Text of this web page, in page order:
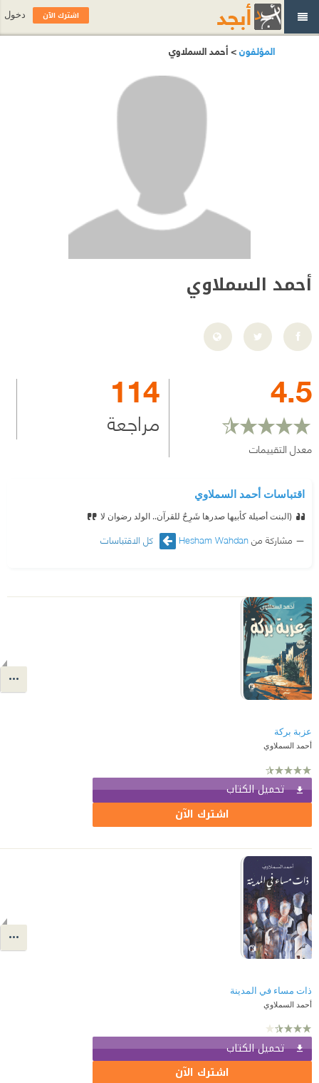
المؤلفون> أحمد السملاوي
أحمد السملاوي
4.5
معدل التقييمات
114
مراجعة
اقتباسات أحمد السملاوي
(البنت أصيلة كأبيها صدرها شَرِحٌ للقرآن.. الولد رضوان لا
مشاركة منHesham Wahdan كل الاقتباسات
عزبة بركة
أحمد السملاوي
تحميل الكتاب
اشترك الآن
ذات مساء في المدينة
أحمد السملاوي
تحميل الكتاب
اشترك الآن
اشترك الآن دخول